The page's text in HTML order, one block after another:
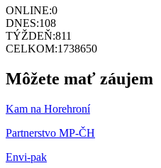
ONLINE:0
DNES:108
TÝŽDEŇ:811
CELKOM:1738650
Môžete mať záujem
Kam na Horehroní
Partnerstvo MP-ČH
Envi-pak